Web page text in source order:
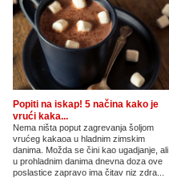
Popiti na iskap! 5 načina kako je
vrući kaka...
Nema ništa poput zagrevanja šoljom
vrućeg kakaoa u hladnim zimskim
danima. Možda se čini kao ugadjanje, ali
u prohladnim danima dnevna doza ove
poslastice zapravo ima čitav niz zdra...